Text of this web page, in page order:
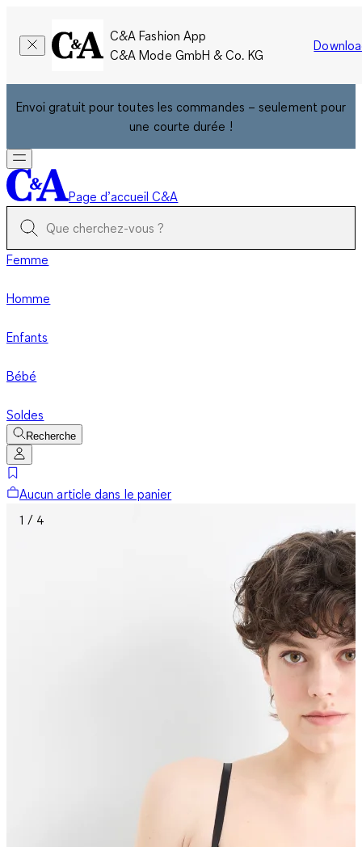
C&A Fashion App
C&A Mode GmbH & Co. KG
Envoi gratuit pour toutes les commandes – seulement pour
une courte durée !
Page d’accueil C&A
Femme
Homme
Enfants
Bébé
Soldes
Recherche
Aucun article dans le panier
1 / 4